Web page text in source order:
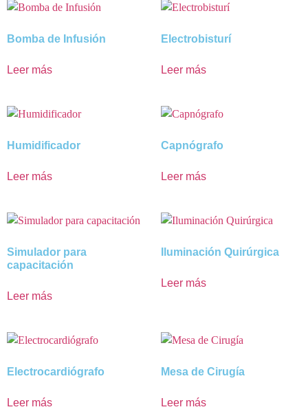
Bomba de Infusión
Leer más
Electrobisturí
Leer más
Humidificador
Leer más
Capnógrafo
Leer más
Simulador para
capacitación
Leer más
Iluminación Quirúrgica
Leer más
Electrocardiógrafo
Leer más
Mesa de Cirugía
Leer más